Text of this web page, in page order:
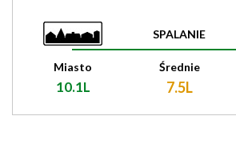
SPALANIE
Miasto
10.1L
Średnie
7.5L